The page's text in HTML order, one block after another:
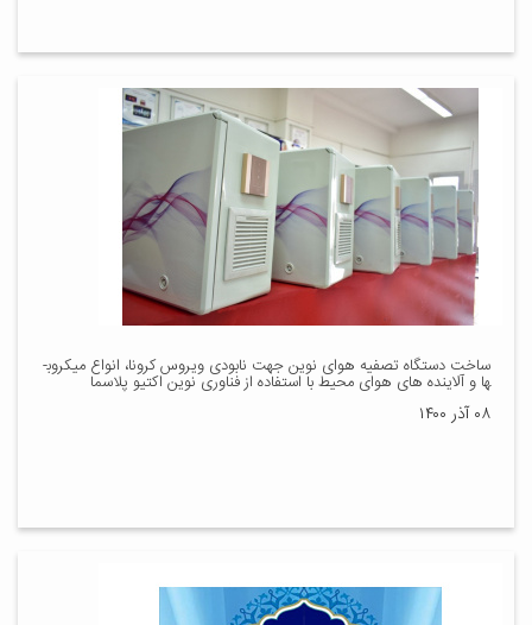
ساخت دستگاه تصفیه هوای نوین جهت نابودی ویروس کرونا، انواع میکروب­
ها و آلاینده ­های هوای محیط با استفاده از فناوری نوین اکتیو پلاسما
۰۸ آذر ۱۴۰۰